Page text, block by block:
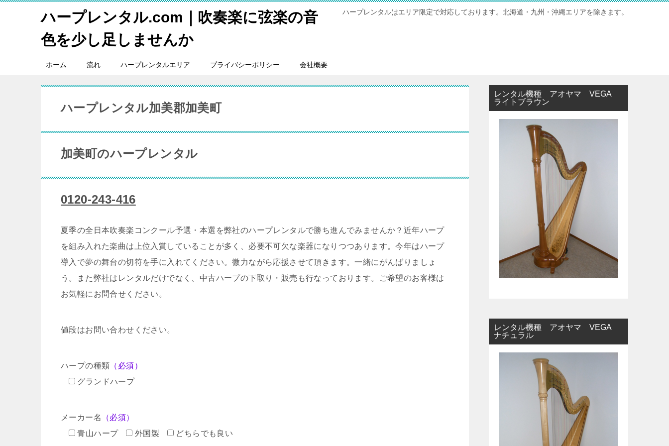
ハープレンタル.com｜吹奏楽に弦楽の音
色を少し足しませんか
ハープレンタルはエリア限定で対応しております。北海道・九州・沖縄エリアを除きます。
ホーム 流れ ハープレンタルエリア プライバシーポリシー 会社概要
ハープレンタル加美郡加美町
加美町のハープレンタル
0120-243-416
夏季の全日本吹奏楽コンクール予選・本選を弊社のハープレンタルで勝ち進んでみませんか？近年ハープ
を組み入れた楽曲は上位入賞していることが多く、必要不可欠な楽器になりつつあります。今年はハープ
導入で夢の舞台の切符を手に入れてください。微力ながら応援させて頂きます。一緒にがんばりましょ
う。また弊社はレンタルだけでなく、中古ハープの下取り・販売も行なっております。ご希望のお客様は
お気軽にお問合せください。
値段はお問い合わせください。
ハープの種類 （必須）
グランドハープ
メーカー名
（必須）
青山ハープ
外国製 どちらでも良い
レンタル機種 アオヤマ VEGA
ライトブラウン
レンタル機種 アオヤマ VEGA
ナチュラル